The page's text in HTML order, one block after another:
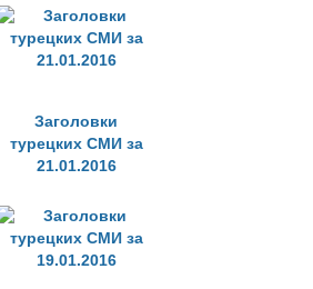
Заголовки
турецких СМИ за
21.01.2016